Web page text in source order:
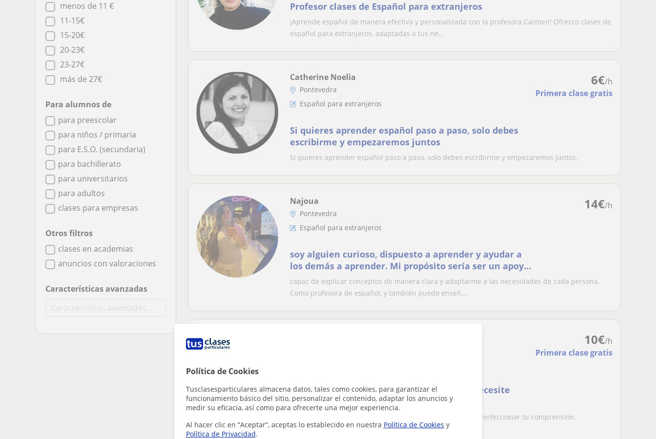
Política de Cookies
Tusclasesparticulares almacena datos, tales como cookies, para garantizar el
funcionamiento básico del sitio, personalizar el contenido, adaptar los anuncios y
medir su eficacia, así como para ofrecerte una mejor experiencia.
Al hacer clic en “Aceptar”, aceptas lo establecido en nuestra Política de Cookies y
Política de Privacidad.
menos de 11 €
11-15€
15-20€
20-23€
23-27€
más de 27€
Para alumnos de
para preescolar
para niños / primaria
para E.S.O. (secundaria)
para bachillerato
para universitarios
para adultos
clases para empresas
Otros filtros
clases en academias
anuncios con valoraciones
Características avanzadas
Profesor clases de Español para extranjeros
¡Aprende español de manera efectiva y personalizada con la profesora Carmen! Ofrezco clases de
español para extranjeros, adaptadas a tus ne...
6€/h
Primera clase gratis
Catherine Noelia
Pontevedra
Español para extranjeros
Si quieres aprender español paso a paso, solo debes
escribirme y empezaremos juntos
Si quieres aprender español paso a paso, solo debes escribirme y empezaremos juntos.
14€/h
Najoua
Pontevedra
Español para extranjeros
soy alguien curioso, dispuesto a aprender y ayudar a
los demás a aprender. Mi propósito sería ser un apoyo
constante.
capaz de explicar conceptos de manera clara y adaptarme a las necesidades de cada persona.
Como profesora de español, y también puedo enseñ...
10€/h
Primera clase gratis
Persona nativa que ofrece apoyo a quien necesite
mejorar su nivel de Español
Con mi nivel nativo y metodología dinámica, te ayudaré a perfeccionar tu comprensión,
pronunciación y expresión escrita y oral. Ya sea que...